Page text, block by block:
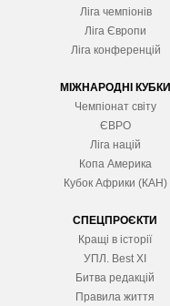
Ліга чемпіонів
Ліга Європи
Ліга конференцій
МІЖНАРОДНІ КУБКИ
Чемпіонат світу
ЄВРО
Ліга націй
Копа Америка
Кубок Африки (КАН)
СПЕЦПРОЄКТИ
Кращі в історії
УПЛ. Best XІ
Битва редакцій
Правила життя